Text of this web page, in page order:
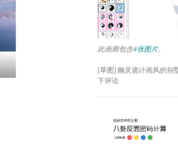
此画廊包含4张图片。
[草图] 幽灵诡计画风的别
下评论